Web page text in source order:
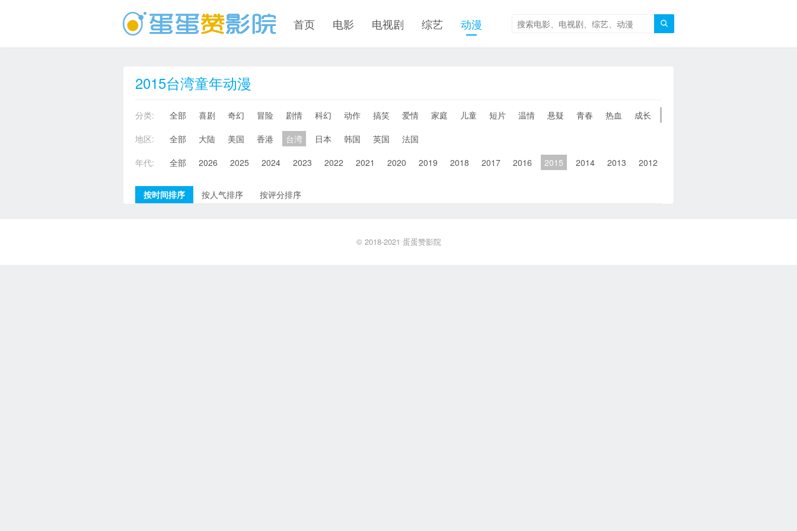

首页 电影 电视剧 综艺 动漫
2015台湾童年动漫
分类: 全部 喜剧 奇幻 冒险 剧情 科幻 动作 搞笑 爱情 家庭 儿童 短片 温情 悬疑 青春 热血 成长
地区:
全部 大陆 美国 香港 台湾 日本 韩国 英国
法国
年代:
全部 2026 2025 2024 2023 2022 2021 2020 2019 2018 2017 2016 2015 2014 2013 2012
按时间排序 按人气排序 按评分排序
© 2018-2021 蛋蛋赞影院